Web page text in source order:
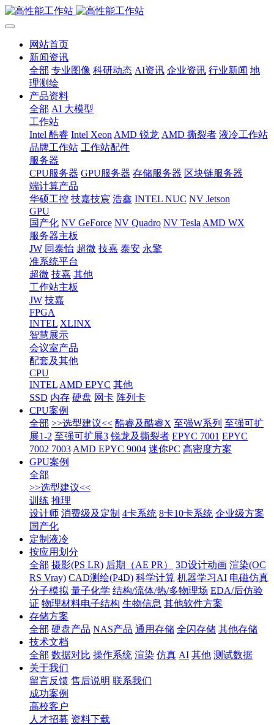
网站首页
新闻资讯
全部 专业图像 科研动态 AI资讯 企业资讯 行业新闻 地
理测绘
产品资料
全部 AI 大模型
工作站
Intel 酷睿 Intel Xeon AMD 锐龙 AMD 撕裂者 液冷工作站
品牌工作站 工作站配件
服务器
CPU服务器 GPU服务器 存储服务器 区块链服务器
端计算产品
华硕工控 技嘉技宸 浩鑫 INTEL NUC NV Jetson
GPU
国产化 NV GeForce NV Quadro NV Tesla AMD WX
服务器主板
JW 同泰怡 超微 技嘉 泰安 永擎
准系统平台
超微 技嘉 其他
工作站主板
JW 技嘉
FPGA
INTEL XLINX
智慧展示
会议室产品
配套及其他
CPU
INTEL AMD EPYC 其他
SSD 内存 硬盘 网卡 阵列卡
CPU案例
全部 >>选型建议<< 酷睿及酷睿X 至强W系列 至强可扩
展1-2 至强可扩展3 锐龙及撕裂者 EPYC 7001 EPYC
7002 7003 AMD EPYC 9004 迷你PC 高密度方案
GPU案例
全部
>>选型建议<<
训练 推理
设计师 消费级及定制 4卡系统 8卡10卡系统 企业级方案
国产化
定制液冷
按应用划分
全部 摄影(PS LR) 后期（AE PR） 3D设计动画 渲染(OC
RS Vray) CAD测绘(P4D) 科学计算 机器学习AI 电磁仿真
分子模拟 量子化学 结构/流体/热/多物理场 EDA/后仿验
证 物理材料电子结构 生物信息 其他软件方案
存储方案
全部 硬盘产品 NAS产品 通用存储 全闪存储 其他存储
技术文档
全部 数据对比 操作系统 渲染 仿真 AI 其他 测试数据
关于我们
留言反馈 售后说明 联系我们
成功案例
高校客户
人才招募 资料下载